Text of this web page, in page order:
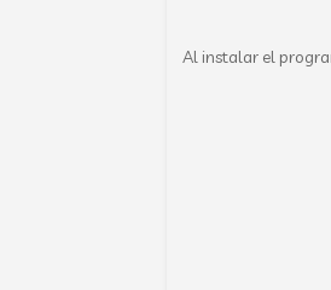
Al instalar el